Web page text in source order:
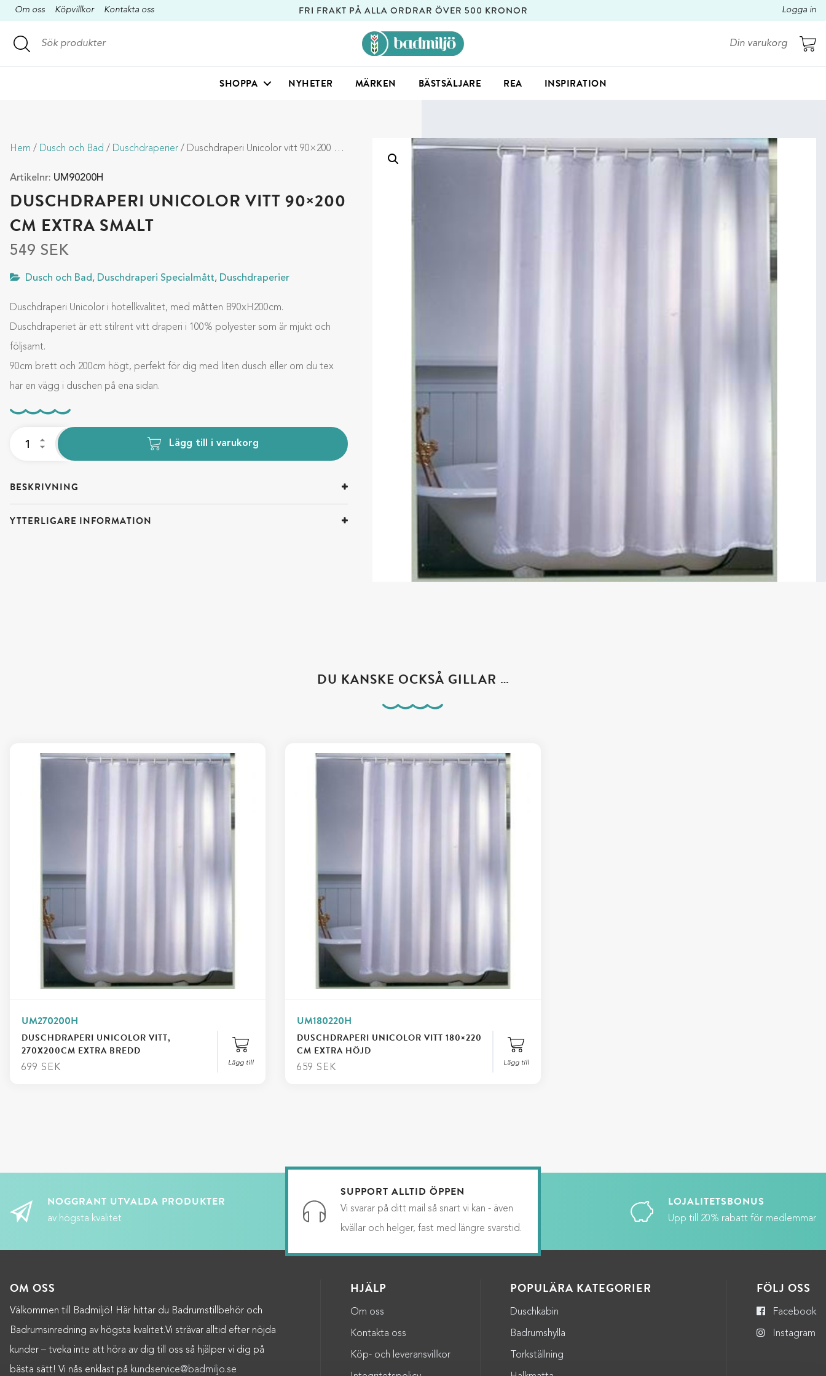
Om oss Köpvillkor Kontakta oss FRI FRAKT PÅ ALLA ORDRAR ÖVER 500 KRONOR Logga in
Din varukorg
SHOPPA NYHETER MÄRKEN BÄSTSÄLJARE REA INSPIRATION
Hem / Dusch och Bad / Duschdraperier / Duschdraperi Unicolor vitt 90×200 cm Extra smalt
Artikelnr: UM90200H
DUSCHDRAPERI UNICOLOR VITT 90×200
CM EXTRA SMALT
549 SEK
Dusch och Bad, Duschdraperi Specialmått, Duschdraperier
Duschdraperi Unicolor i hotellkvalitet, med måtten B90xH200cm.
Duschdraperiet är ett stilrent vitt draperi i 100% polyester som är mjukt och
följsamt.
90cm brett och 200cm högt, perfekt för dig med liten dusch eller om du tex
har en vägg i duschen på ena sidan.
Lägg till i varukorg
BESKRIVNING
YTTERLIGARE INFORMATION
DU KANSKE OCKSÅ GILLAR …
UM270200H
DUSCHDRAPERI UNICOLOR VITT,
270X200CM EXTRA BREDD
699 SEK Lägg till
UM180220H
DUSCHDRAPERI UNICOLOR VITT 180×220
CM EXTRA HÖJD
659 SEK Lägg till
NOGGRANT UTVALDA PRODUKTER
av högsta kvalitet
SUPPORT ALLTID ÖPPEN
Vi svarar på ditt mail så snart vi kan - även
kvällar och helger, fast med längre svarstid.
LOJALITETSBONUS
Upp till 20% rabatt för medlemmar
OM OSS
Välkommen till Badmiljö! Här hittar du Badrumstillbehör och
Badrumsinredning av högsta kvalitet.Vi strävar alltid efter nöjda
kunder – tveka inte att höra av dig till oss så hjälper vi dig på
bästa sätt! Vi nås enklast på kundservice@badmiljo.se
HJÄLP
Om oss
Kontakta oss
Köp- och leveransvillkor
POPULÄRA KATEGORIER
Duschkabin
Badrumshylla
Torkställning
FÖLJ OSS
Facebook
Instagram